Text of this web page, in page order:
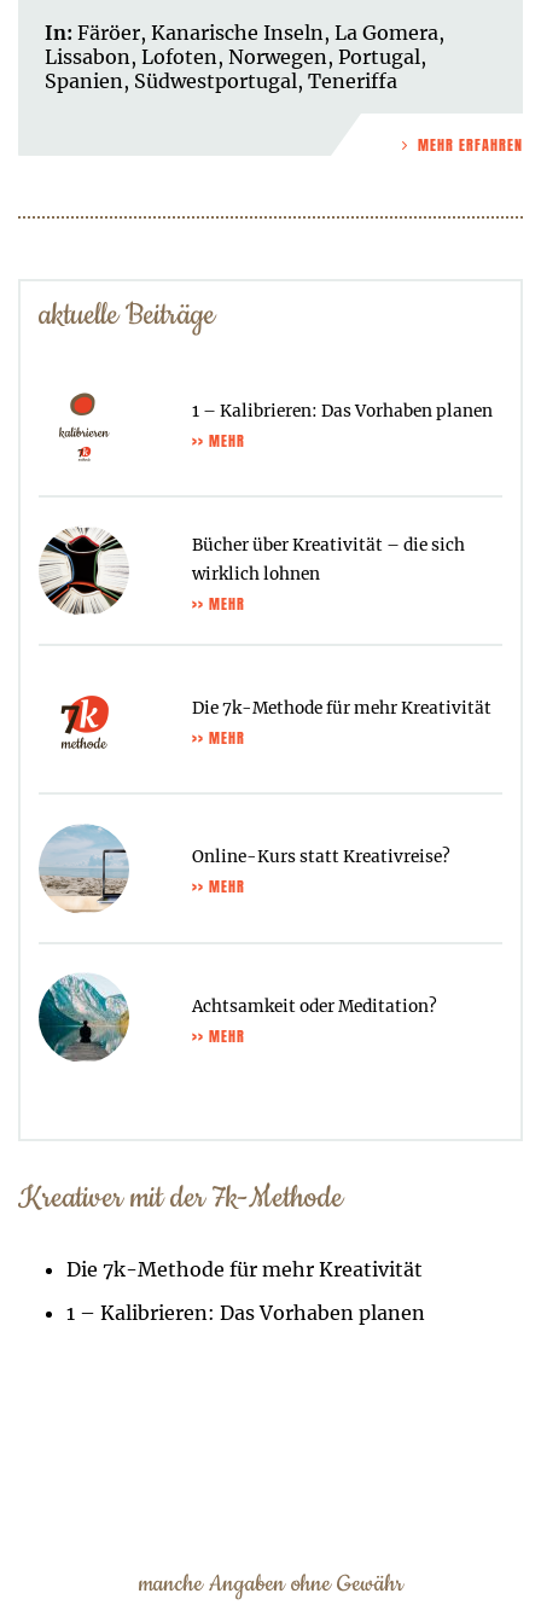
In: Färöer, Kanarische Inseln, La Gomera,
Lissabon, Lofoten, Norwegen, Portugal,
Spanien, Südwestportugal, Teneriffa
MEHR ERFAHREN
aktuelle Beiträge
1 – Kalibrieren: Das Vorhaben planen
>> MEHR
Bücher über Kreativität – die sich
wirklich lohnen
>> MEHR
Die 7k-Methode für mehr Kreativität
>> MEHR
Online-Kurs statt Kreativreise?
>> MEHR
Achtsamkeit oder Meditation?
>> MEHR
Kreativer mit der 7k-Methode
Die 7k-Methode für mehr Kreativität
1 – Kalibrieren: Das Vorhaben planen
manche Angaben ohne Gewähr